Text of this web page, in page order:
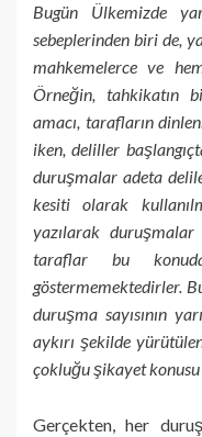
Bugün Ülkemizde
sebeplerinden biri de,
mahkemelerce ve
Örneğin, tahkikatın
amacı, tarafların
iken, deliller
duruşmalar adeta
kesiti olarak
yazılarak
taraflar bu
göstermemektedirler.
duruşma sayısının
aykırı şekilde
çokluğu şikayet
Gerçekten, her